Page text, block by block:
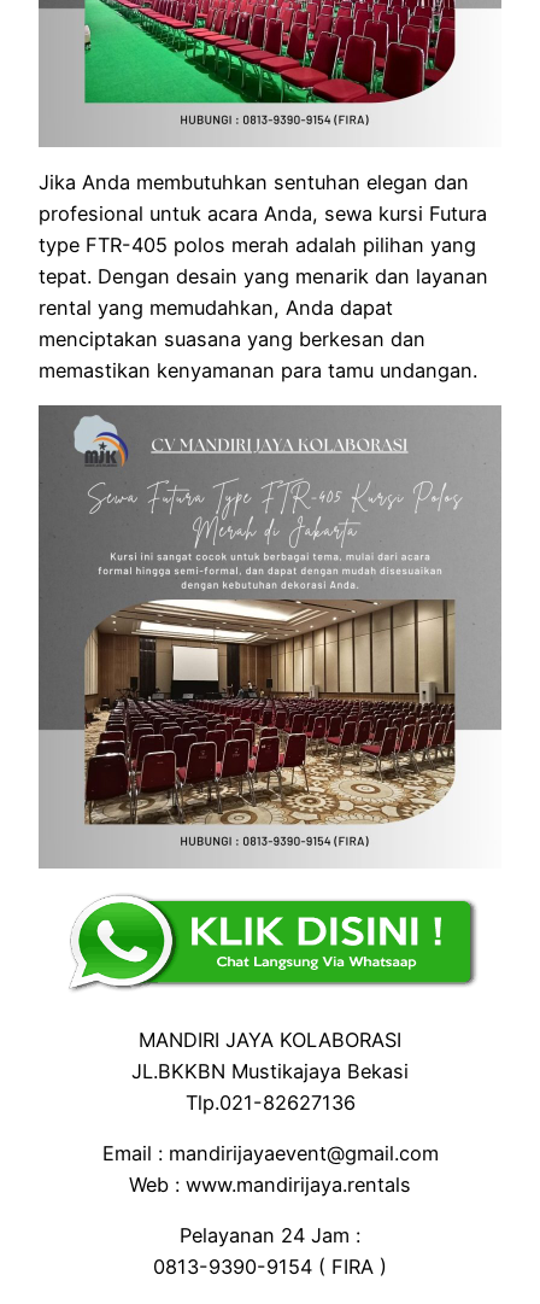
Jika Anda membutuhkan sentuhan elegan dan
profesional untuk acara Anda, sewa kursi Futura
type FTR-405 polos merah adalah pilihan yang
tepat. Dengan desain yang menarik dan layanan
rental yang memudahkan, Anda dapat
menciptakan suasana yang berkesan dan
memastikan kenyamanan para tamu undangan.
MANDIRI JAYA KOLABORASI
JL.BKKBN Mustikajaya Bekasi
Tlp.021-82627136
Email : mandirijayaevent@gmail.com
Web : www.mandirijaya.rentals
Pelayanan 24 Jam :
0813-9390-9154 ( FIRA )